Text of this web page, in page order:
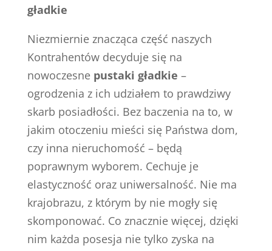
gładkie
Niezmiernie znacząca część naszych
Kontrahentów decyduje się na
nowoczesne pustaki gładkie –
ogrodzenia z ich udziałem to prawdziwy
skarb posiadłości. Bez baczenia na to, w
jakim otoczeniu mieści się Państwa dom,
czy inna nieruchomość – będą
poprawnym wyborem. Cechuje je
elastyczność oraz uniwersalność. Nie ma
krajobrazu, z którym by nie mogły się
skomponować. Co znacznie więcej, dzięki
nim każda posesja nie tylko zyska na